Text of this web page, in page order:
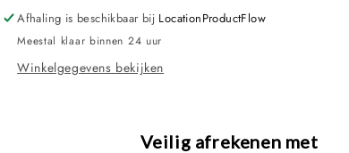
Dienblad
-
Dienblad
Afhaling is beschikbaar bij LocationProductFlow
Meestal klaar binnen 24 uur
Winkelgegevens bekijken
Veilig afrekenen met